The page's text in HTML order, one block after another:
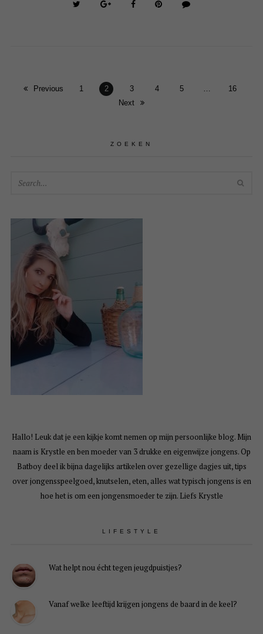
Previous 1 2 3 4 5
16
Next
ZOEKEN
Hallo! Leuk dat je een kijkje komt nemen op mijn persoonlijke blog. Mijn
naam is Krystle en ben moeder van 3 drukke en eigenwijze jongens. Op
Batboy deel ik bijna dagelijks artikelen over gezellige dagjes uit, tips
over jongensspeelgoed, knutselen, eten, alles wat typisch jongens is en
hoe het is om een jongensmoeder te zijn. Liefs Krystle
LIFESTYLE
Wat helpt nou écht tegen jeugdpuistjes?
Vanaf welke leeftijd krijgen jongens de baard in de keel?